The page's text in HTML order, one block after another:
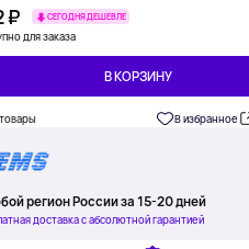
₽
СЕГОДНЯ ДЕШЕВЛЕ
для заказа
В КОРЗИНУ
В избранное
регион России за 15-20 дней
доставка с абсолютной гарантией